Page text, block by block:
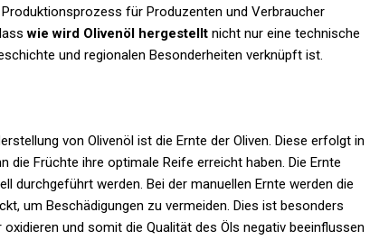
für Produzenten und Verbraucher
wie wird Olivenöl hergestellt nicht nur eine technische
und regionalen Besonderheiten verknüpft ist.
von Olivenöl ist die Ernte der Oliven. Diese erfolgt in
die Früchte ihre optimale Reife erreicht haben. Die Ernte
durchgeführt werden. Bei der manuellen Ernte werden die
um Beschädigungen zu vermeiden. Dies ist besonders
und somit die Qualität des Öls negativ beeinflussen